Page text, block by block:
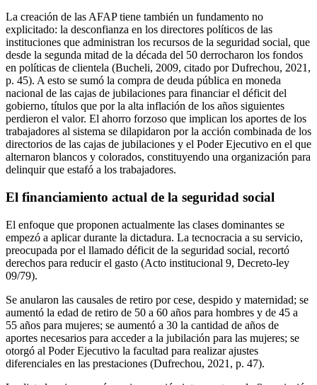
La creación de las AFAP tiene también un fundamento no
explicitado: la desconfianza en los directores políticos de las
instituciones que administran los recursos de la seguridad social, que
desde la segunda mitad de la década del 50 derrocharon los fondos
en políticas de clientela (Bucheli, 2009, citado por Dufrechou, 2021,
p. 45). A esto se sumó la compra de deuda pública en moneda
nacional de las cajas de jubilaciones para financiar el déficit del
gobierno, títulos que por la alta inflación de los años siguientes
perdieron el valor. El ahorro forzoso que implican los aportes de los
trabajadores al sistema se dilapidaron por la acción combinada de los
directorios de las cajas de jubilaciones y el Poder Ejecutivo en el que
alternaron blancos y colorados, constituyendo una organización para
delinquir que estafó a los trabajadores.
El financiamiento actual de la seguridad social
El enfoque que proponen actualmente las clases dominantes se
empezó a aplicar durante la dictadura. La tecnocracia a su servicio,
preocupada por el llamado déficit de la seguridad social, recortó
derechos para reducir el gasto (Acto institucional 9, Decreto-ley
09/79).
Se anularon las causales de retiro por cese, despido y maternidad; se
aumentó la edad de retiro de 50 a 60 años para hombres y de 45 a
55 años para mujeres; se aumentó a 30 la cantidad de años de
aportes necesarios para acceder a la jubilación para las mujeres; se
otorgó al Poder Ejecutivo la facultad para realizar ajustes
diferenciales en las prestaciones (Dufrechou, 2021, p. 47).